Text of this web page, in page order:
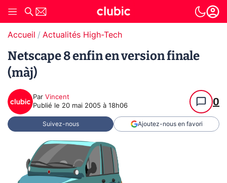
Accueil Actualités High-Tech
Netscape 8 enfin en version finale
(màj)
Par Vincent
Publié le 20 mai 2005 à 18h06 0
Suivez-nous Ajoutez-nous en favori